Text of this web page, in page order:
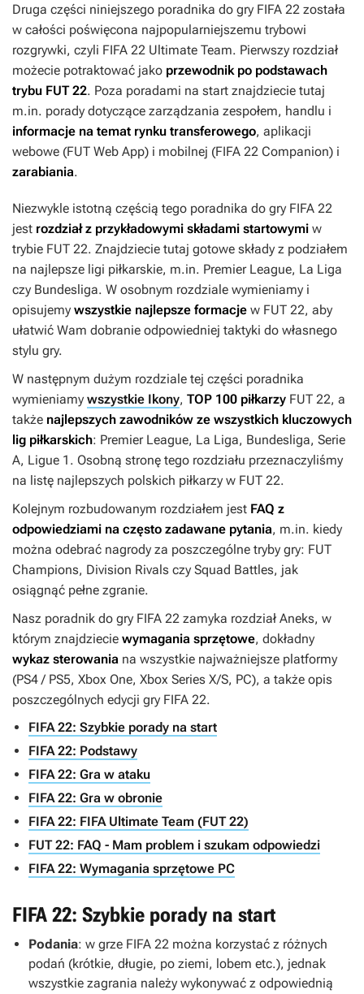
Druga części niniejszego poradnika do gry FIFA 22 została
w całości poświęcona najpopularniejszemu trybowi
rozgrywki, czyli FIFA 22 Ultimate Team. Pierwszy rozdział
możecie potraktować jako przewodnik po podstawach
trybu FUT 22. Poza poradami na start znajdziecie tutaj
m.in. porady dotyczące zarządzania zespołem, handlu i
informacje na temat rynku transferowego, aplikacji
webowe (FUT Web App) i mobilnej (FIFA 22 Companion) i
zarabiania.
Niezwykle istotną częścią tego poradnika do gry FIFA 22
jest rozdział z przykładowymi składami startowymi w
trybie FUT 22. Znajdziecie tutaj gotowe składy z podziałem
na najlepsze ligi piłkarskie, m.in. Premier League, La Liga
czy Bundesliga. W osobnym rozdziale wymieniamy i
opisujemy wszystkie najlepsze formacje w FUT 22, aby
ułatwić Wam dobranie odpowiedniej taktyki do własnego
stylu gry.
W następnym dużym rozdziale tej części poradnika
wymieniamy wszystkie Ikony, TOP 100 piłkarzy FUT 22, a
także najlepszych zawodników ze wszystkich kluczowych
lig piłkarskich: Premier League, La Liga, Bundesliga, Serie
A, Ligue 1. Osobną stronę tego rozdziału przeznaczyliśmy
na listę najlepszych polskich piłkarzy w FUT 22.
Kolejnym rozbudowanym rozdziałem jest FAQ z
odpowiedziami na często zadawane pytania, m.in. kiedy
można odebrać nagrody za poszczególne tryby gry: FUT
Champions, Division Rivals czy Squad Battles, jak
osiągnąć pełne zgranie.
Nasz poradnik do gry FIFA 22 zamyka rozdział Aneks, w
którym znajdziecie wymagania sprzętowe, dokładny
wykaz sterowania na wszystkie najważniejsze platformy
(PS4 / PS5, Xbox One, Xbox Series X/S, PC), a także opis
poszczególnych edycji gry FIFA 22.
FIFA 22: Szybkie porady na start
FIFA 22: Podstawy
FIFA 22: Gra w ataku
FIFA 22: Gra w obronie
FIFA 22: FIFA Ultimate Team (FUT 22)
FUT 22: FAQ - Mam problem i szukam odpowiedzi
FIFA 22: Wymagania sprzętowe PC
FIFA 22: Szybkie porady na start
Podania: w grze FIFA 22 można korzystać z różnych
podań (krótkie, długie, po ziemi, lobem etc.), jednak
wszystkie zagrania należy wykonywać z odpowiednią